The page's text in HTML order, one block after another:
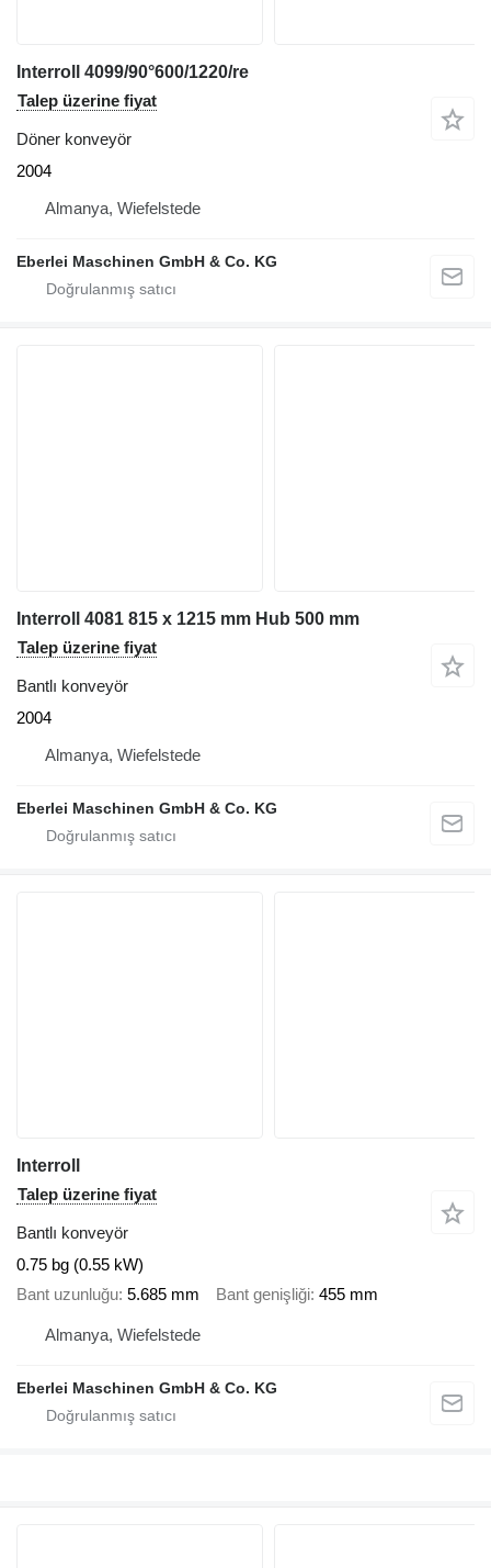
Interroll 4099/90°600/1220/re
Talep üzerine fiyat
Döner konveyör
2004
Almanya, Wiefelstede
Eberlei Maschinen GmbH & Co. KG
Interroll 4081 815 x 1215 mm Hub 500 mm
Talep üzerine fiyat
Bantlı konveyör
2004
Almanya, Wiefelstede
Eberlei Maschinen GmbH & Co. KG
Interroll
Talep üzerine fiyat
Bantlı konveyör
0.75 bg (0.55 kW)
Bant uzunluğu 5.685 mm Bant genişliği 455 mm
Almanya, Wiefelstede
Eberlei Maschinen GmbH & Co. KG